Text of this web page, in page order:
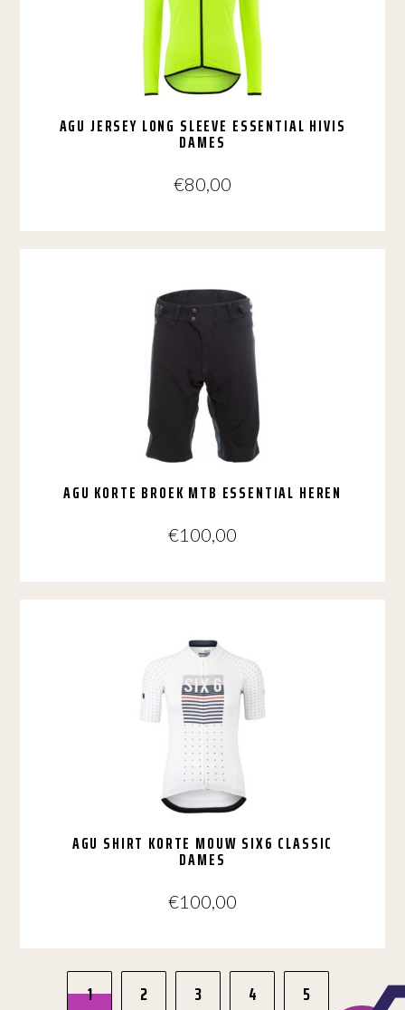
gekozen
worden
op
de
productpagina
AGU JERSEY LONG SLEEVE ESSENTIAL HIVIS
DAMES
€80,00
meerdere
variaties.
gekozen
worden
op
de
productpagina
AGU KORTE BROEK MTB ESSENTIAL HEREN
€100,00
meerdere
variaties.
Deze
optie
kan
gekozen
worden
op
de
productpagina
AGU SHIRT KORTE MOUW SIX6 CLASSIC
DAMES
€100,00
product
1 2 3 4 5